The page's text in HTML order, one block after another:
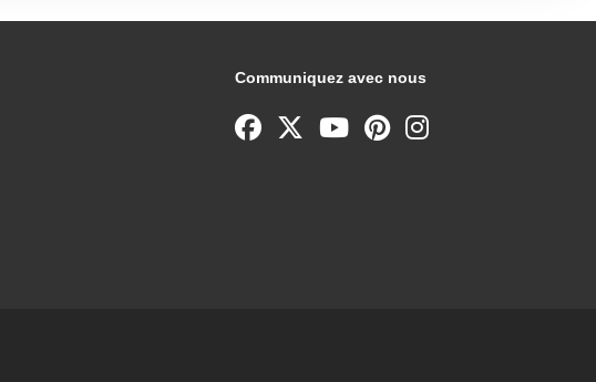
Communiquez avec nous